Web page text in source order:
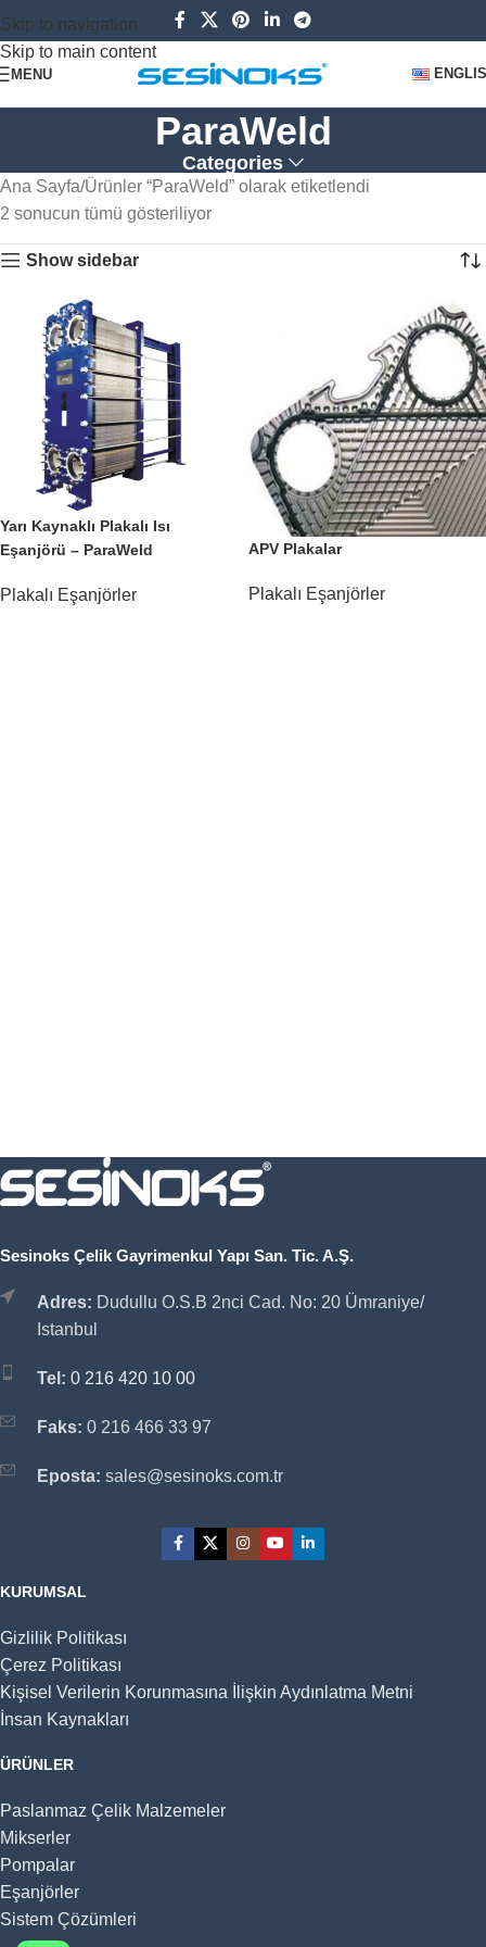
Skip to navigation
Skip to main content
MENU
ParaWeld
Categories
Ana Sayfa Ürünler “ParaWeld” olarak etiketlendi
2 sonucun tümü gösteriliyor
Show sidebar
Yarı Kaynaklı Plakalı Isı
Eşanjörü – ParaWeld
Plakalı Eşanjörler
APV Plakalar
Plakalı Eşanjörler
Sesinoks Çelik Gayrimenkul Yapı San. Tic. A.Ş.
Adres: Dudullu O.S.B 2nci Cad. No: 20 Ümraniye/
Istanbul
Tel: 0 216 420 10 00
Faks: 0 216 466 33 97
Eposta: sales@sesinoks.com.tr
KURUMSAL
Gizlilik Politikası
Çerez Politikası
Kişisel Verilerin Korunmasına İlişkin Aydınlatma Metni
İnsan Kaynakları
ÜRÜNLER
Paslanmaz Çelik Malzemeler
Mikserler
Pompalar
Eşanjörler
Sistem Çözümleri